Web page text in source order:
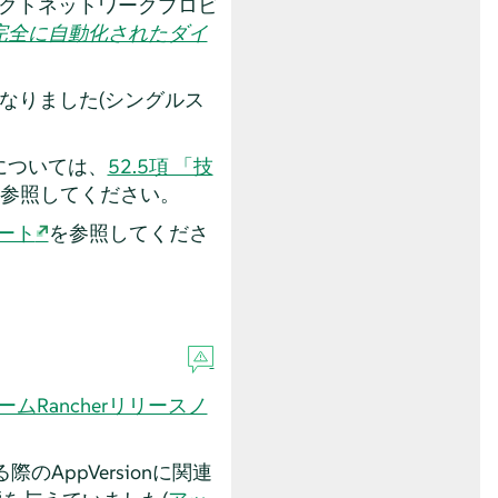
全に自動化されたダイ
りました(シングルス
いては、 52.5項 「技
照してください。
ト
を参照してくださ
ムRancherリリースノ
際のAppVersionに関連